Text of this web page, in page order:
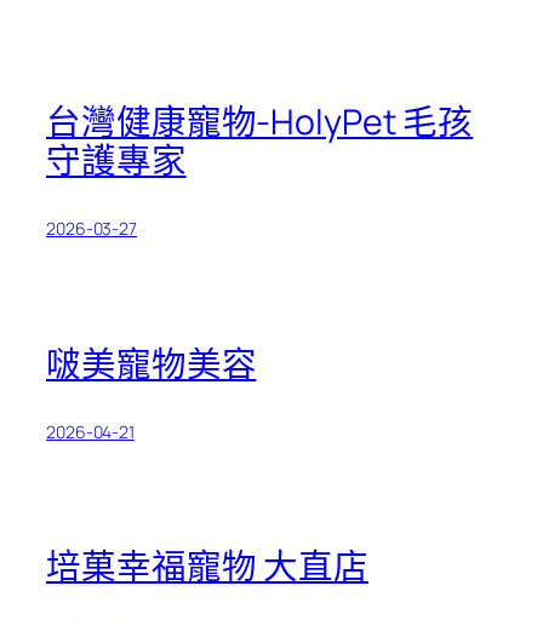
台灣健康寵物-HolyPet 毛孩
守護專家
2026-03-27
啵美寵物美容
2026-04-21
培菓幸福寵物 大直店